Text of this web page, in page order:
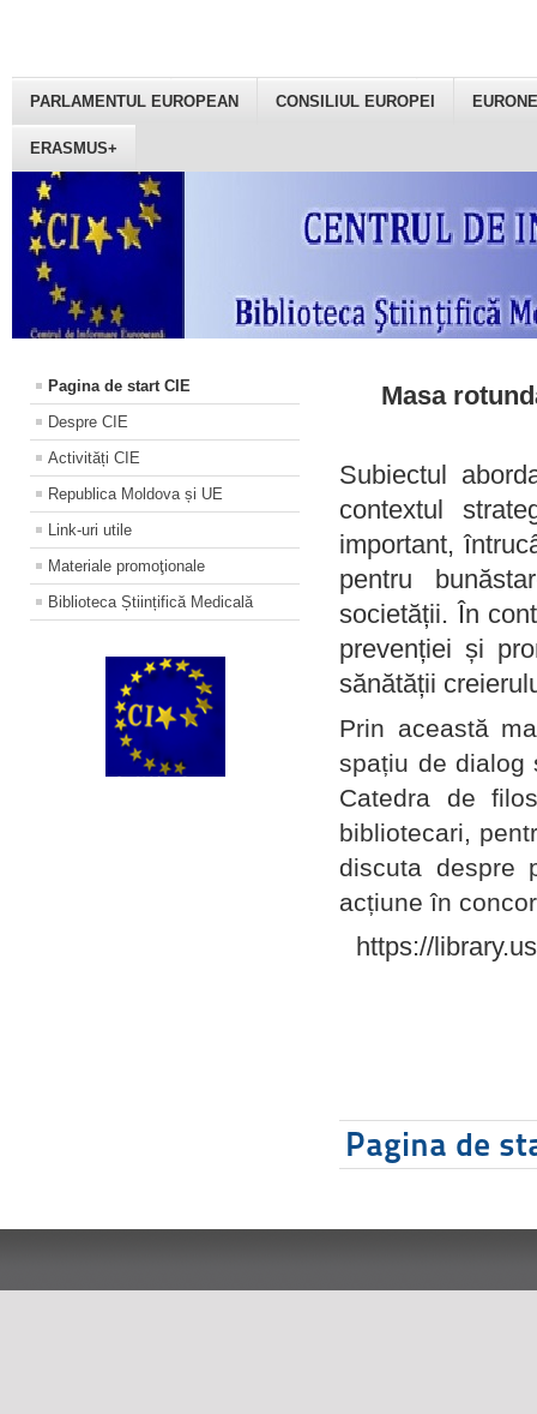
PARLAMENTUL EUROPEAN CONSILIUL EUROPEI
ERASMUS+
Pagina de start CIE
Despre CIE
Activități CIE
Republica Moldova și UE
Link-uri utile
Materiale promoţionale
Biblioteca Științifică Medicală
Masa
Subiectul
contextul
important,
pentru
societății. În
prevenției și
sănătății
Prin această
spațiu de dialog
Catedra de
bibliotecari,
discuta despre
acțiune în
https://
Pagina de